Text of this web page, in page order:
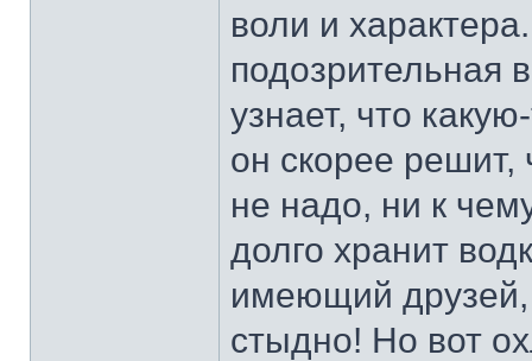
воли и
подозрительная
узнает, что
он скорее решит,
не надо, ни к
долго хранит
имеющий друзей,
стыдно! Но вот